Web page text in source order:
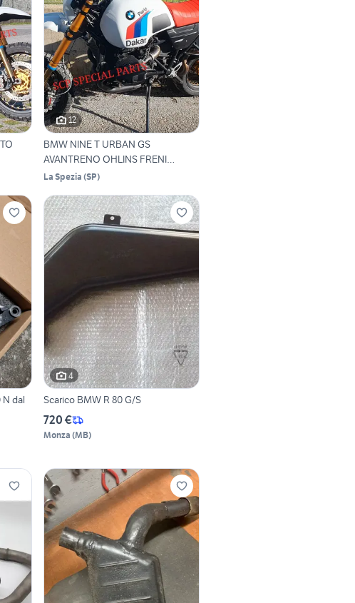
12
BMW NINE T URBAN GS
AVANTRENO OHLINS FRENI
BREMBO
La Spezia (SP)
4
Scarico BMW R 80 G/S
720 €
Monza (MB)